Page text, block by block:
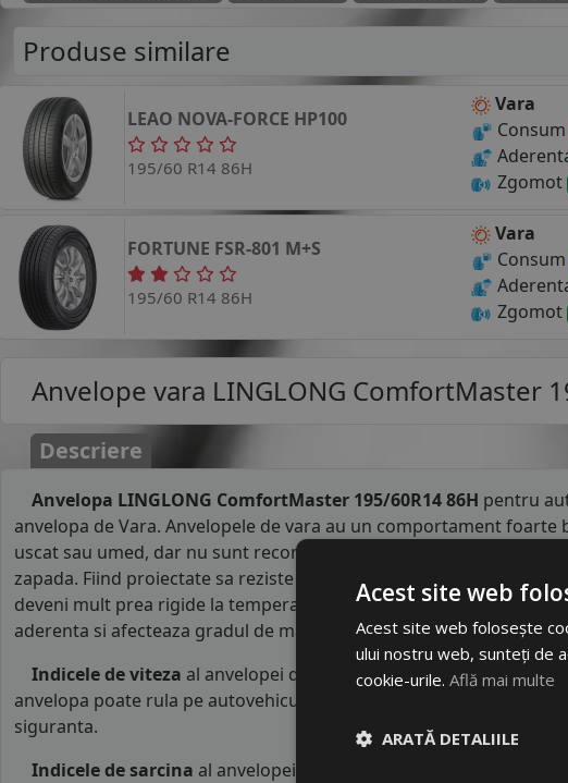
Produse similare
LEAO NOVA-FORCE HP100
195/60 R14 86H
Vara
Consum
Zgomot
FORTUNE FSR-801 M+S
195/60 R14 86H
Vara
Consum
Zgomot
Anvelope vara LINGLONG ComfortMaster
Descriere
Anvelopa LINGLONG ComfortMaster 195/60R14 86H pentru
anvelopa de Vara. Anvelopele de vara au un comportament foarte
uscat sau umed, dar nu sunt recomandate pe carosabil acoperit de
zapada. Fiind proiectate sa reziste la temperaturile ridicate din
deveni mult prea rigide la temperaturi mai mici de 7°C. Rigiditatea
aderenta si afecteaza gradul de manevrabilitate al masinii..
Indicele de viteza al anvelopei de varaLINGLONG este H. Acest
anvelopa poate rula pe autovehicule o viteza maxima de 210 km/h
siguranta.
Indicele de sarcina al anvelopei este
. Acest indice semnifica
Acest site web
Acest site web folosește
ului nostru web, sunteți de
cookie-urile. Află mai multe
ARATĂ DETALIILE